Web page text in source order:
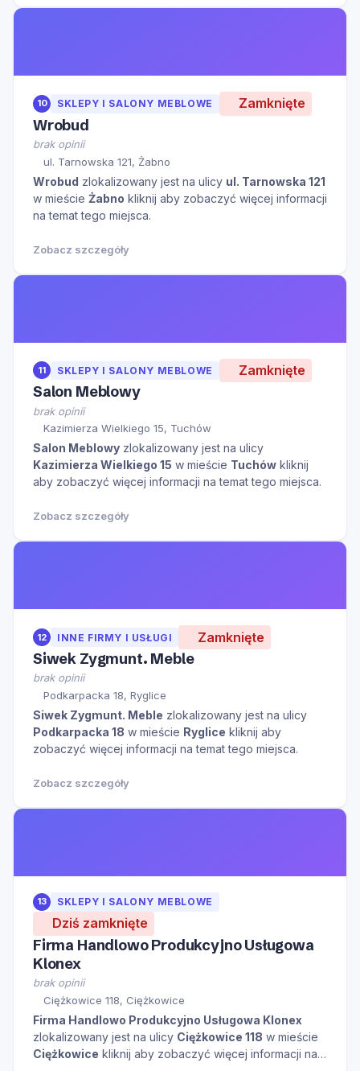
10 SKLEPY I SALONY MEBLOWE Zamknięte
Wrobud
brak opinii
ul. Tarnowska 121, Żabno
Wrobud zlokalizowany jest na ulicy ul. Tarnowska 121
w mieście Żabno kliknij aby zobaczyć więcej informacji
na temat tego miejsca.
Zobacz szczegóły
11 SKLEPY I SALONY MEBLOWE Zamknięte
Salon Meblowy
brak opinii
Kazimierza Wielkiego 15, Tuchów
Salon Meblowy zlokalizowany jest na ulicy
Kazimierza Wielkiego 15 w mieście Tuchów kliknij
aby zobaczyć więcej informacji na temat tego miejsca.
Zobacz szczegóły
12 INNE FIRMY I USŁUGI Zamknięte
Siwek Zygmunt. Meble
brak opinii
Podkarpacka 18, Ryglice
Siwek Zygmunt. Meble zlokalizowany jest na ulicy
Podkarpacka 18 w mieście Ryglice kliknij aby
zobaczyć więcej informacji na temat tego miejsca.
Zobacz szczegóły
13 SKLEPY I SALONY MEBLOWE
Dziś zamknięte
Firma Handlowo Produkcyjno Usługowa
Klonex
brak opinii
Ciężkowice 118, Ciężkowice
Firma Handlowo Produkcyjno Usługowa Klonex
zlokalizowany jest na ulicy Ciężkowice 118 w mieście
Ciężkowice kliknij aby zobaczyć więcej informacji na